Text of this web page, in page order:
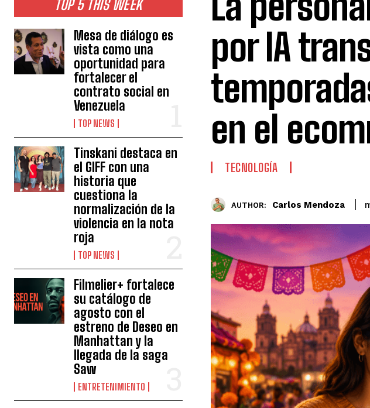
TOP 5 THIS WEEK
Mesa de diálogo es
vista como una
oportunidad para
fortalecer el
contrato social en
Venezuela
TOP NEWS
Tinskani destaca en
el GIFF con una
historia que
cuestiona la
normalización de la
violencia en la nota
roja
TOP NEWS
Filmelier+ fortalece
su catálogo de
agosto con el
estreno de Deseo en
Manhattan y la
llegada de la saga
Saw
ENTRETENIMIENTO
por IA
en el
TECNOLOGÍA
AUTHOR: Carlos Mendoza